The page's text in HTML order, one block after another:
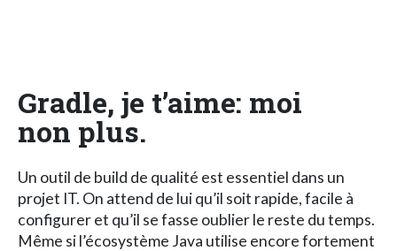
Gradle, je t’aime: moi
non plus.
Un outil de build de qualité est essentiel dans un
projet IT. On attend de lui qu’il soit rapide, facile à
configurer et qu’il se fasse oublier le reste du temps.
Même si l’écosystème Java utilise encore fortement